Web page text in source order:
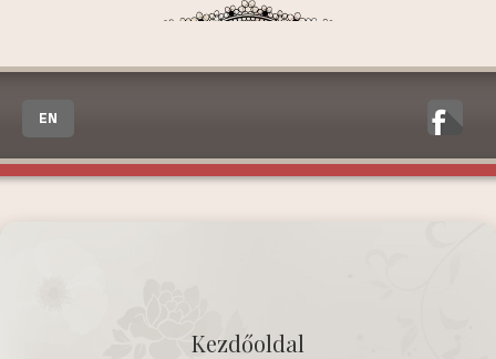
EN
Kezdőoldal